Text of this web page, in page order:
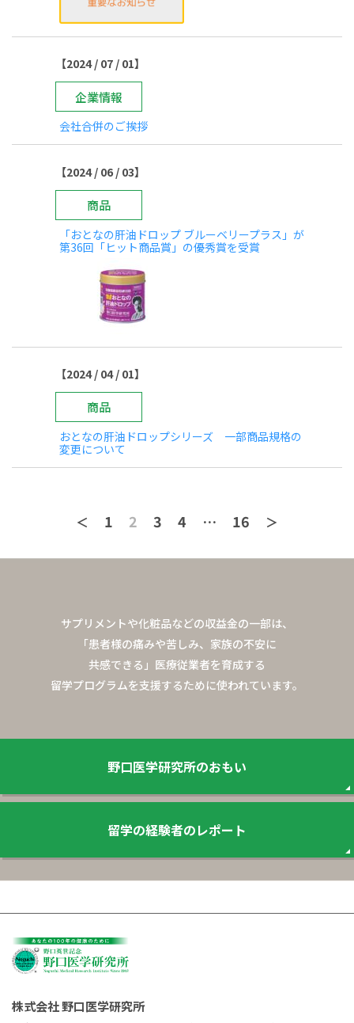
【2024 / 07 / 01】
企業情報
会社合併のご挨拶
【2024 / 06 / 03】
商品
「おとなの肝油ドロップ ブルーベリープラス」が
第36回「ヒット商品賞」の優秀賞を受賞
【2024 / 04 / 01】
商品
おとなの肝油ドロップシリーズ 一部商品規格の
変更について
＜ 1 2 3 4 … 16 ＞
サプリメントや化粧品などの収益金の一部は、
「患者様の痛みや苦しみ、家族の不安に
共感できる」 医療従業者を育成する
留学プログラムを支援するために使われています。
野口医学研究所のおもい
留学の経験者のレポート
株式会社 野口医学研究所